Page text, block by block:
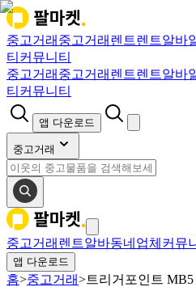
중고거래 중고거래 렌트렌트알바
티 커뮤니티
중고거래 중고거래 렌트렌트알바
티 커뮤니티
앱 다운로드
중고거래
중고거래 렌트알바동네업체 커뮤
앱 다운로드
홈>중고거래>트리거포인트